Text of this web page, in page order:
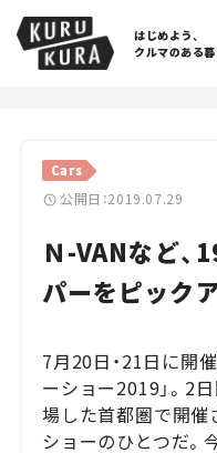
はじめよう、
クルマのある暮
Cars
公開日：2019.07.29
Ｎ-VANなど、
パーをピック
7月20日・21日に開
ーショー2019」。2
場した首都圏で開催
ショーのひとつだ。
Cars
Lifestyle
Traffic
Special
Series